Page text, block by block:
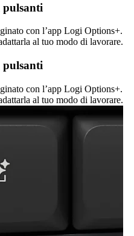
pulsanti
con l’app Logi Options+.
al tuo modo di lavorare.
pulsanti
con l’app Logi Options+.
al tuo modo di lavorare.